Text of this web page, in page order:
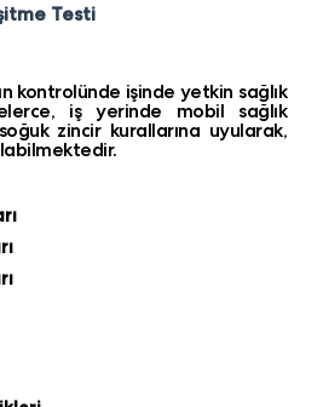
Testi
kontrolünde işinde yetkin sağlık
iş yerinde mobil sağlık
zincir kurallarına uyularak,